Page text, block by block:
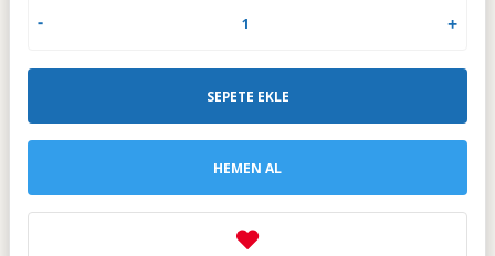
SEPETE EKLE
HEMEN AL